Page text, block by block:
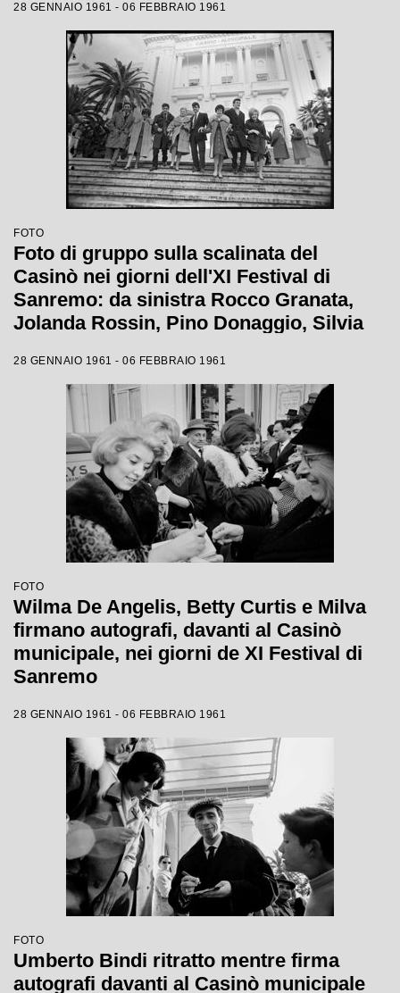
Mazzetti
28 GENNAIO 1961 - 06 FEBBRAIO 1961
FOTO
Foto di gruppo sulla scalinata del
Casinò nei giorni dell'XI Festival di
Sanremo: da sinistra Rocco Granata,
Jolanda Rossin, Pino Donaggio, Silvia
Renis e Betty Curtis
28 GENNAIO 1961 - 06 FEBBRAIO 1961
FOTO
Wilma De Angelis, Betty Curtis e Milva
firmano autografi, davanti al Casinò
municipale, nei giorni de XI Festival di
Sanremo
28 GENNAIO 1961 - 06 FEBBRAIO 1961
FOTO
Umberto Bindi ritratto mentre firma
autografi davanti al Casinò municipale